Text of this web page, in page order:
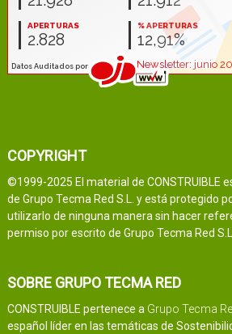
COPYRIGHT
©1999-2025 El material de CONSTRUIBLE
de Grupo Tecma Red S.L. y está protegido
utilizarlo de ninguna manera sin hacer
permiso por escrito de Grupo Tecma Red S.L.
SOBRE GRUPO TECMA RED
CONSTRUIBLE pertenece a Grupo Tecma
español líder en las temáticas de